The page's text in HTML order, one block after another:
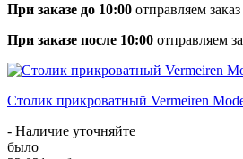
При заказе до 10:00 отправляем
При заказе после 10:00 отправляем
Столик прикроватный Vermeiren
- Наличие уточняйте
было